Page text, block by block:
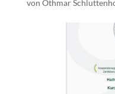
von Othmar